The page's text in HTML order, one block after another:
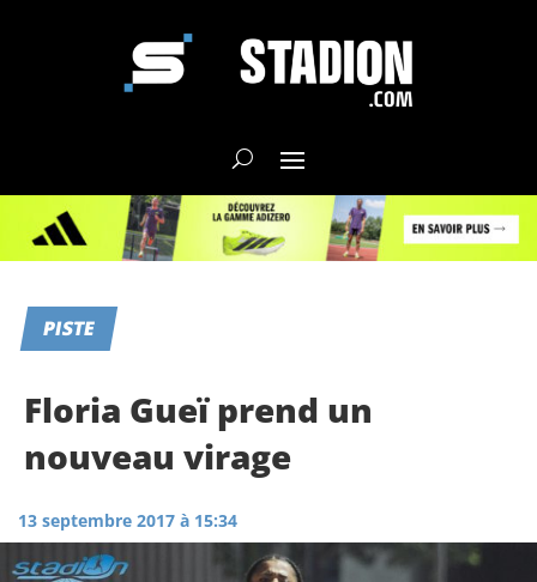
PISTE
Floria Gueï prend un
nouveau virage
13 septembre 2017 à 15:34